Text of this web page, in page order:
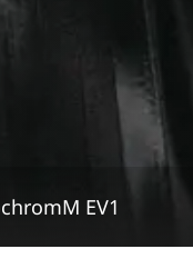
M EV1